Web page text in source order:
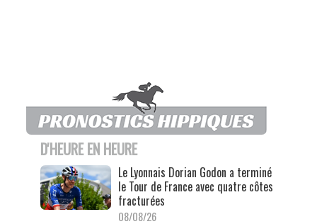
D'HEURE EN HEURE
Le Lyonnais Dorian Godon a terminé
le Tour de France avec quatre côtes
fracturées
08/08/26